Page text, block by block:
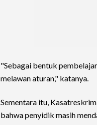
"Sebagai bentuk
melawan aturan," katanya.
Sementara itu,
bahwa penyidik masih